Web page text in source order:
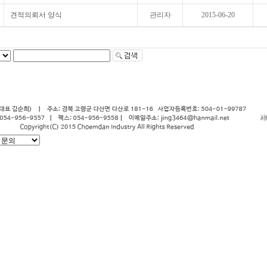
견적의뢰서 양식 관리자 2015-06-20